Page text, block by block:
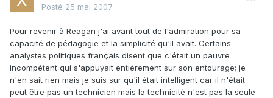
Posté 25 mai 2007
Pour revenir à Reagan j'ai avant tout de l'admiration pour sa
capacité de pédagogie et la simplicité qu'il avait. Certains
analystes politiques français disent que c'était un pauvre
incompétent qui s'appuyait entièrement sur son entourage; je
n'en sait rien mais je suis sur qu'il était intelligent car il n'était
peut être pas un technicien mais la technicité n'est pas la seule